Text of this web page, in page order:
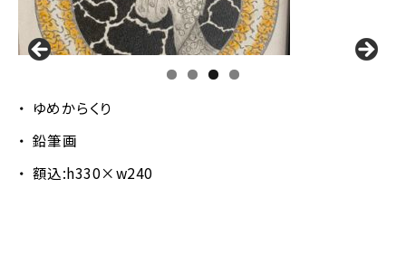
ゆめからくり
鉛筆画
額込:h330×w240